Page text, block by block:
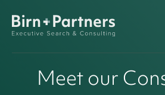
Meet our